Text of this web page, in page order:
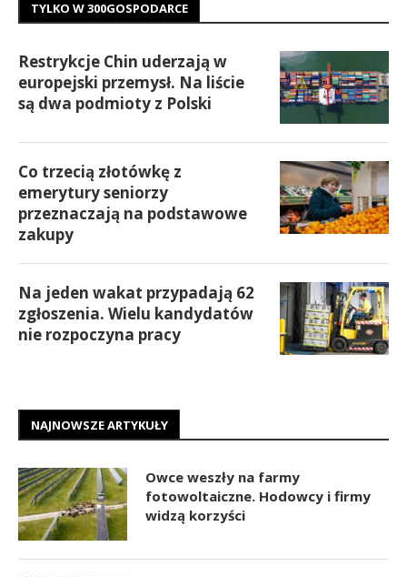
TYLKO W 300GOSPODARCE
Restrykcje Chin uderzają w
europejski przemysł. Na liście
są dwa podmioty z Polski
Co trzecią złotówkę z
emerytury seniorzy
przeznaczają na podstawowe
zakupy
Na jeden wakat przypadają 62
zgłoszenia. Wielu kandydatów
nie rozpoczyna pracy
NAJNOWSZE ARTYKUŁY
Owce weszły na farmy
fotowoltaiczne. Hodowcy i firmy
widzą korzyści